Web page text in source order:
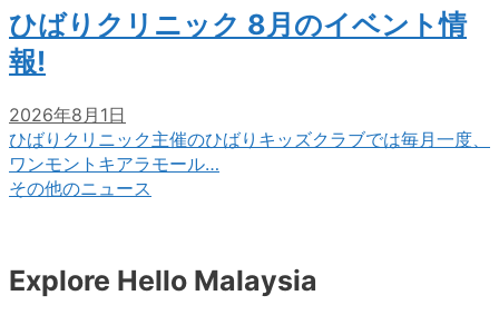
ひばりクリニック 8月のイベント情
報!
2026年8月1日
ひばりクリニック主催のひばりキッズクラブでは毎月一度、
ワンモントキアラモール…
その他のニュース
Explore Hello Malaysia